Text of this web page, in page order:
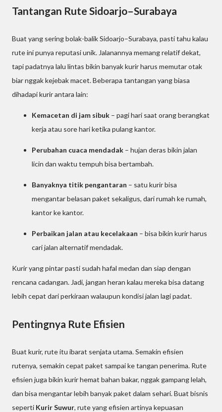
Tantangan Rute Sidoarjo–Surabaya
Buat yang sering bolak-balik Sidoarjo–Surabaya, pasti tahu kalau
rute ini punya reputasi unik. Jalanannya memang relatif dekat,
tapi padatnya lalu lintas bikin banyak kurir harus memutar otak
biar nggak kejebak macet. Beberapa tantangan yang biasa
dihadapi kurir antara lain:
Kemacetan di jam sibuk – pagi hari saat orang berangkat
kerja atau sore hari ketika pulang kantor.
Perubahan cuaca mendadak – hujan deras bikin jalan
licin dan waktu tempuh bisa bertambah.
Banyaknya titik pengantaran – satu kurir bisa
mengantar belasan paket sekaligus, dari rumah ke rumah,
kantor ke kantor.
Perbaikan jalan atau kecelakaan – bisa bikin kurir harus
cari jalan alternatif mendadak.
Kurir yang pintar pasti sudah hafal medan dan siap dengan
rencana cadangan. Jadi, jangan heran kalau mereka bisa datang
lebih cepat dari perkiraan walaupun kondisi jalan lagi padat.
Pentingnya Rute Efisien
Buat kurir, rute itu ibarat senjata utama. Semakin efisien
rutenya, semakin cepat paket sampai ke tangan penerima. Rute
efisien juga bikin kurir hemat bahan bakar, nggak gampang lelah,
dan bisa mengantar lebih banyak paket dalam sehari. Buat bisnis
seperti Kurir Suwur, rute yang efisien artinya kepuasan